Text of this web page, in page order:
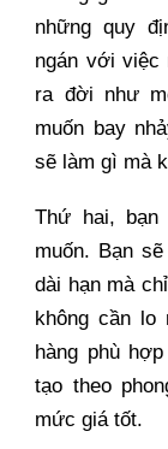
những quy
ngán với việc
ra đời như
muốn bay
sẽ làm gì mà
Thứ hai, bạn
muốn. Bạn
dài hạn mà
không cần lo
hàng phù
tạo theo
mức giá tốt.